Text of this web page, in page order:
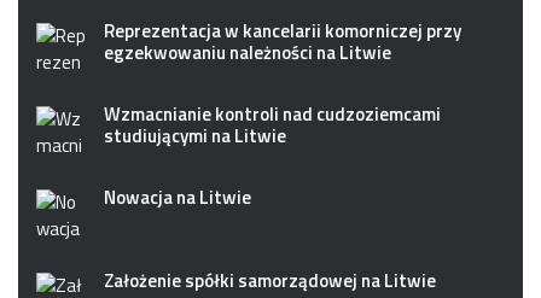
Reprezentacja w kancelarii komorniczej przy
egzekwowaniu należności na Litwie
Wzmacnianie kontroli nad cudzoziemcami
studiującymi na Litwie
Nowacja na Litwie
Założenie spółki samorządowej na Litwie